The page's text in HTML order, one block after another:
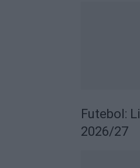
Futebol:
2026/27